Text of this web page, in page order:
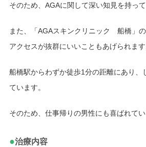
そのため、AGAに関して深い知見を持って
また、「AGAスキンクリニック 船橋」
アクセスが抜群にいいこともあげられます
船橋駅からわずか徒歩1分の距離にあり、
ています。
そのため、仕事帰りの男性にも喜ばれてい
●治療内容